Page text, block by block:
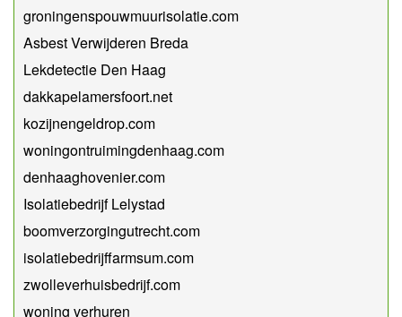
groningenspouwmuurisolatie.com
Asbest Verwijderen Breda
Lekdetectie Den Haag
dakkapelamersfoort.net
kozijnengeldrop.com
woningontruimingdenhaag.com
denhaaghovenier.com
Isolatiebedrijf Lelystad
boomverzorgingutrecht.com
isolatiebedrijffarmsum.com
zwolleverhuisbedrijf.com
woning verhuren